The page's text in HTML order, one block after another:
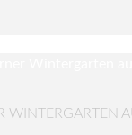
WINTERGARTEN